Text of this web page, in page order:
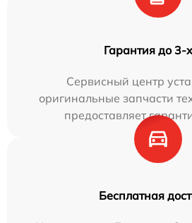
Гарантия до 3-
Сервисный центр
оригинальные запчасти
предоставляет
Бесплатная